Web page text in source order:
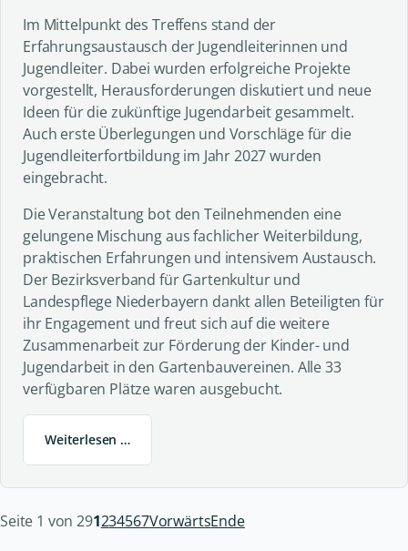
Im Mittelpunkt des Treffens stand der
Erfahrungsaustausch der Jugendleiterinnen und
Jugendleiter. Dabei wurden erfolgreiche Projekte
vorgestellt, Herausforderungen diskutiert und neue
Ideen für die zukünftige Jugendarbeit gesammelt.
Auch erste Überlegungen und Vorschläge für die
Jugendleiterfortbildung im Jahr 2027 wurden
eingebracht.
Die Veranstaltung bot den Teilnehmenden eine
gelungene Mischung aus fachlicher Weiterbildung,
praktischen Erfahrungen und intensivem Austausch.
Der Bezirksverband für Gartenkultur und
Landespflege Niederbayern dankt allen Beteiligten für
ihr Engagement und freut sich auf die weitere
Zusammenarbeit zur Förderung der Kinder- und
Jugendarbeit in den Gartenbauvereinen. Alle 33
verfügbaren Plätze waren ausgebucht.
Weiterlesen …
Seite 1 von 291234567VorwärtsEnde